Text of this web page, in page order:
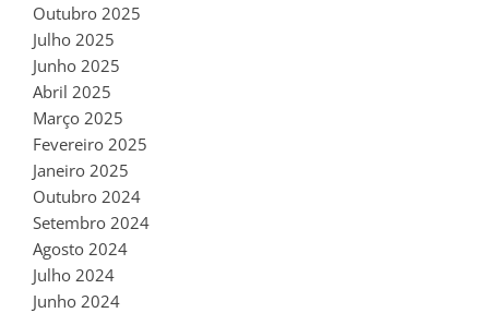
Outubro 2025
Julho 2025
Junho 2025
Abril 2025
Março 2025
Fevereiro 2025
Janeiro 2025
Outubro 2024
Setembro 2024
Agosto 2024
Julho 2024
Junho 2024